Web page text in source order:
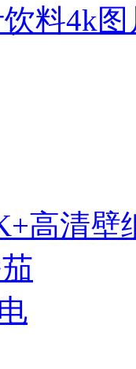
料4k图
高清壁